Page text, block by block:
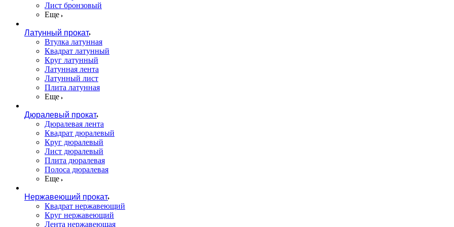
Лист бронзовый
Еще
Латунный прокат
Втулка латунная
Квадрат латунный
Круг латунный
Латунная лента
Латунный лист
Плита латунная
Еще
Дюралевый прокат
Дюралевая лента
Квадрат дюралевый
Круг дюралевый
Лист дюралевый
Плита дюралевая
Полоса дюралевая
Еще
Нержавеющий прокат
Квадрат нержавеющий
Круг нержавеющий
Лента нержавеющая